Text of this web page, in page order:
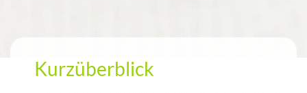
Kurzüberblick